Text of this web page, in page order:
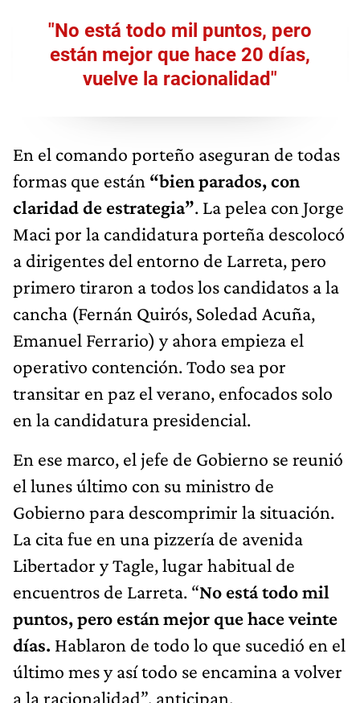
"No está todo mil puntos, pero
están mejor que hace 20 días,
vuelve la racionalidad"
En el comando porteño aseguran de todas
formas que están “bien parados, con
claridad de estrategia”. La pelea con Jorge
Maci por la candidatura porteña descolocó
a dirigentes del entorno de Larreta, pero
primero tiraron a todos los candidatos a la
cancha (Fernán Quirós, Soledad Acuña,
Emanuel Ferrario) y ahora empieza el
operativo contención. Todo sea por
transitar en paz el verano, enfocados solo
en la candidatura presidencial.
En ese marco, el jefe de Gobierno se reunió
el lunes último con su ministro de
Gobierno para descomprimir la situación.
La cita fue en una pizzería de avenida
Libertador y Tagle, lugar habitual de
encuentros de Larreta. “No está todo mil
puntos, pero están mejor que hace veinte
días. Hablaron de todo lo que sucedió en el
último mes y así todo se encamina a volver
a la racionalidad”, anticipan.